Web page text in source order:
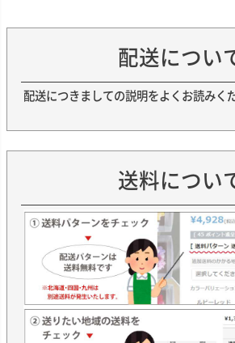
配送につい
配送につきましての説明をよくお読みく
送料につい